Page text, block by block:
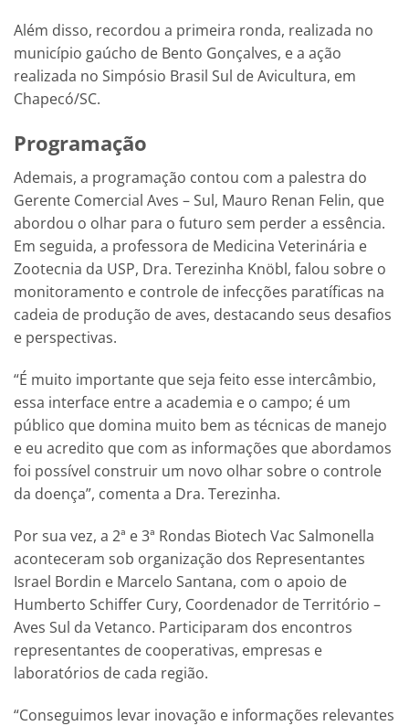
Além disso, recordou a primeira ronda, realizada no
município gaúcho de Bento Gonçalves, e a ação
realizada no Simpósio Brasil Sul de Avicultura, em
Chapecó/SC.
Programação
Ademais, a programação contou com a palestra do
Gerente Comercial Aves – Sul, Mauro Renan Felin, que
abordou o olhar para o futuro sem perder a essência.
Em seguida, a professora de Medicina Veterinária e
Zootecnia da USP, Dra. Terezinha Knöbl, falou sobre o
monitoramento e controle de infecções paratíficas na
cadeia de produção de aves, destacando seus desafios
e perspectivas.
“É muito importante que seja feito esse intercâmbio,
essa interface entre a academia e o campo; é um
público que domina muito bem as técnicas de manejo
e eu acredito que com as informações que abordamos
foi possível construir um novo olhar sobre o controle
da doença”, comenta a Dra. Terezinha.
Por sua vez, a 2ª e 3ª Rondas Biotech Vac Salmonella
aconteceram sob organização dos Representantes
Israel Bordin e Marcelo Santana, com o apoio de
Humberto Schiffer Cury, Coordenador de Território –
Aves Sul da Vetanco. Participaram dos encontros
representantes de cooperativas, empresas e
laboratórios de cada região.
“Conseguimos levar inovação e informações relevantes